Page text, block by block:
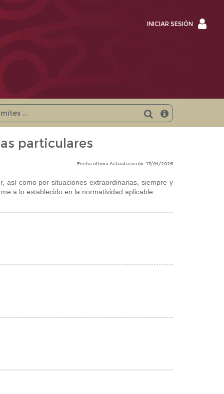
INICIAR SESIÓN
particulares
Fecha última Actualización: 17/04/2026
así como por situaciones extraordinarias, siempre y
a lo establecido en la normatividad aplicable.